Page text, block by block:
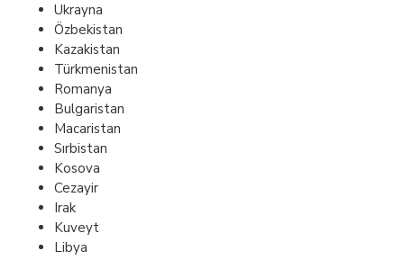
Ukrayna
Özbekistan
Kazakistan
Türkmenistan
Romanya
Bulgaristan
Macaristan
Sırbistan
Kosova
Cezayir
Irak
Kuveyt
Libya